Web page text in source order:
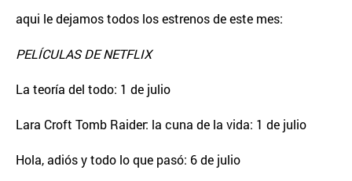
aqui le dejamos todos los estrenos de este mes:
PELÍCULAS DE NETFLIX
La teoría del todo: 1 de julio
Lara Croft Tomb Raider: la cuna de la vida: 1 de julio
Hola, adiós y todo lo que pasó: 6 de julio